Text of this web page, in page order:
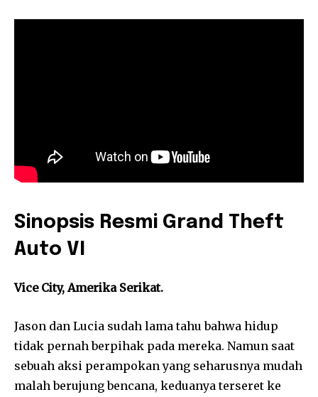
Sinopsis Resmi Grand Theft
Auto VI
Vice City, Amerika Serikat.
Jason dan Lucia sudah lama tahu bahwa hidup
tidak pernah berpihak pada mereka. Namun saat
sebuah aksi perampokan yang seharusnya mudah
malah berujung bencana, keduanya terseret ke